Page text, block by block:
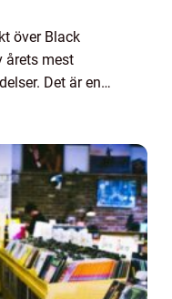
över Black
årets mest
Det är en